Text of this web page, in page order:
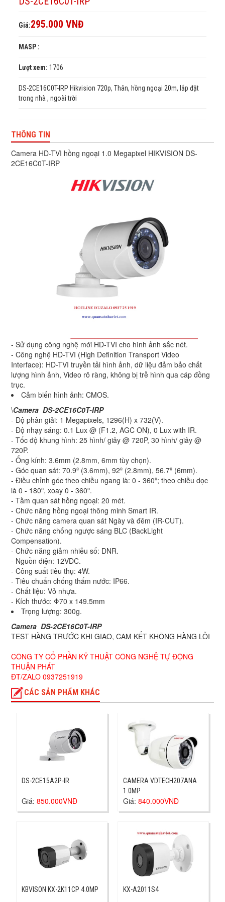
Giá:295.000 VNĐ
MASP :
Lượt xem: 1706
DS-2CE16C0T-IRP Hikvision 720p, Thân, hồng ngoại 20m, lắp đặt
trong nhà , ngoài trời
THÔNG TIN
Camera HD-TVI hồng ngoại 1.0 Megapixel HIKVISION DS-
2CE16C0T-IRP
- Sử dụng công nghệ mới HD-TVI cho hình ảnh sắc nét.
- Công nghệ HD-TVI (High Definition Transport Video
Interface): HD-TVI truyền tải hình ảnh, dữ liệu đảm bảo chất
lượng hình ảnh, Video rõ ràng, không bị trễ hình qua cáp đồng
trục.
Cảm biến hình ảnh: CMOS.
\Camera DS-2CE16C0T-IRP
- Độ phân giải: 1 Megapixels, 1296(H) x 732(V).
- Độ nhạy sáng: 0.1 Lux @ (F1.2, AGC ON), 0 Lux with IR.
- Tốc độ khung hình: 25 hình/ giây @ 720P, 30 hình/ giây @
720P.
- Ống kính: 3.6mm (2.8mm, 6mm tùy chọn).
- Góc quan sát: 70.9º (3.6mm), 92º (2.8mm), 56.7º (6mm).
- Điều chỉnh góc theo chiều ngang là: 0 - 360º; theo chiều dọc
là 0 - 180º, xoay 0 - 360º.
- Tầm quan sát hồng ngoại: 20 mét.
- Chức năng hồng ngoại thông minh Smart IR.
- Chức năng camera quan sát Ngày và đêm (IR-CUT).
- Chức năng chống ngược sáng BLC (BackLight
Compensation).
- Chức năng giảm nhiễu số: DNR.
- Nguồn điện: 12VDC.
- Công suất tiêu thụ: 4W.
- Tiêu chuẩn chống thấm nước: IP66.
- Chất liệu: Vỏ nhựa.
- Kích thước: Φ70 x 149.5mm
Trọng lượng: 300g.
Camera DS-2CE16C0T-IRP
TEST HÀNG TRƯỚC KHI GIAO, CAM KẾT KHÔNG HÀNG LỖI
CÔNG TY CỔ PHẦN KỸ THUẬT CÔNG NGHỆ TỰ ĐỘNG
THUẬN PHÁT
ĐT/ZALO 0937251919
CÁC SẢN PHẨM KHÁC
DS-2CE15A2P-IR
Giá:850.000VNĐ
CAMERA VDTECH207ANA
1.0MP
Giá: 840.000VNĐ
KBVISON KX-2K11CP 4.0MP KX-A2011S4